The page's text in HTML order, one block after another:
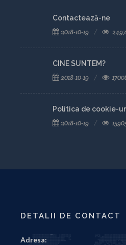
Contactează-ne
2018-10-19
CINE SUNTEM?
2018-10-19
Politica de cookie-
2018-10-19
DETALII DE CONTACT
Adresa: